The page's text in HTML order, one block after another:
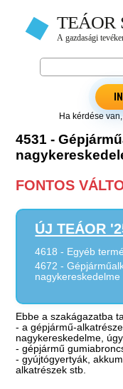
Ha kérdése
4531 -
FONTOS
ÚJ TEÁOR
4618 - Egyéb
4672 -
nagykereskedelme
Ebbe a szakágazatba
- a gépjármű-
nagykereskedelme,
- gépjármű
- gyújtógyertyák,
alkatrészek stb.